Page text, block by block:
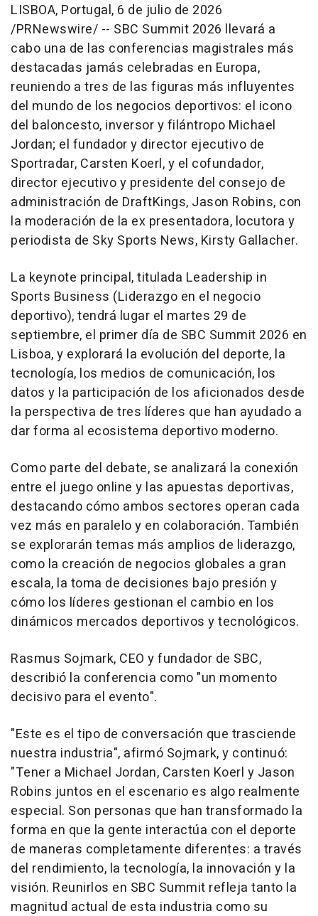
LISBOA, Portugal, 6 de julio de 2026
/PRNewswire/ -- SBC Summit 2026 llevará a
cabo una de las conferencias magistrales más
destacadas jamás celebradas en Europa,
reuniendo a tres de las figuras más influyentes
del mundo de los negocios deportivos: el icono
del baloncesto, inversor y filántropo Michael
Jordan; el fundador y director ejecutivo de
Sportradar, Carsten Koerl, y el cofundador,
director ejecutivo y presidente del consejo de
administración de DraftKings, Jason Robins, con
la moderación de la ex presentadora, locutora y
periodista de Sky Sports News, Kirsty Gallacher.
La keynote principal, titulada Leadership in
Sports Business (Liderazgo en el negocio
deportivo), tendrá lugar el martes 29 de
septiembre, el primer día de SBC Summit 2026 en
Lisboa, y explorará la evolución del deporte, la
tecnología, los medios de comunicación, los
datos y la participación de los aficionados desde
la perspectiva de tres líderes que han ayudado a
dar forma al ecosistema deportivo moderno.
Como parte del debate, se analizará la conexión
entre el juego online y las apuestas deportivas,
destacando cómo ambos sectores operan cada
vez más en paralelo y en colaboración. También
se explorarán temas más amplios de liderazgo,
como la creación de negocios globales a gran
escala, la toma de decisiones bajo presión y
cómo los líderes gestionan el cambio en los
dinámicos mercados deportivos y tecnológicos.
Rasmus Sojmark, CEO y fundador de SBC,
describió la conferencia como "un momento
decisivo para el evento".
"Este es el tipo de conversación que trasciende
nuestra industria", afirmó Sojmark, y continuó:
"Tener a Michael Jordan, Carsten Koerl y Jason
Robins juntos en el escenario es algo realmente
especial. Son personas que han transformado la
forma en que la gente interactúa con el deporte
de maneras completamente diferentes: a través
del rendimiento, la tecnología, la innovación y la
visión. Reunirlos en SBC Summit refleja tanto la
magnitud actual de esta industria como su